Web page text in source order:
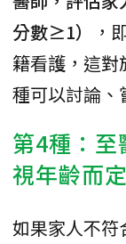
分數≥1）
，
籍看護，這對
種可以討論、
第4種：至
視年齡而
如果家人不符